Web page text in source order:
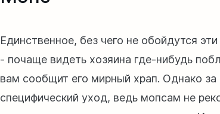
Единственное, без чего не обойдутся
- почаще видеть хозяина где-нибудь
вам сообщит его мирный храп. Однако
специфический уход, ведь мопсам не